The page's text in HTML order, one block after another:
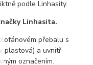
podle Linhasity.
Linhasita.
přebalu s
plastová) a uvnitř
označením.